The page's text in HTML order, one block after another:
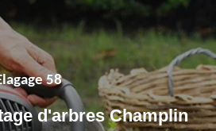
58
d'arbres Champlin